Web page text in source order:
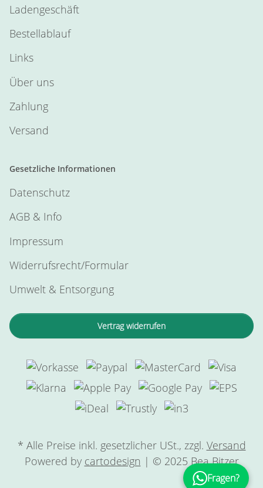
Ladengeschäft
Bestellablauf
Links
Über uns
Zahlung
Versand
Gesetzliche Informationen
Datenschutz
AGB & Info
Impressum
Widerrufsrecht/Formular
Umwelt & Entsorgung
Vertrag widerrufen
* Alle Preise inkl. gesetzlicher USt., zzgl. Versand
Powered by cartodesign | © 2025 Bea Bitzer
Fragen?